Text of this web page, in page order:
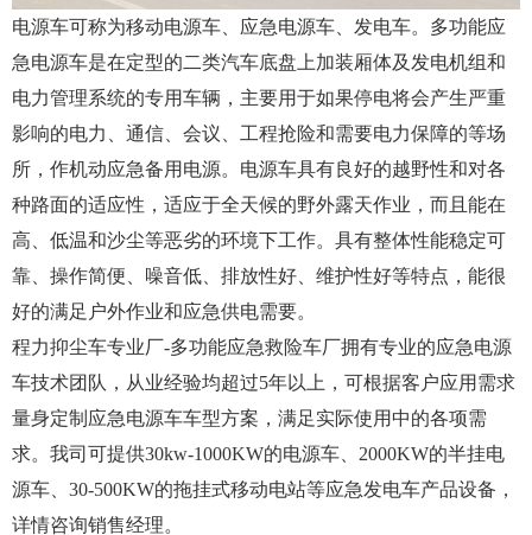
电源车可称为移动电源车、应急电源车、发电车。多功能应
急电源车是在定型的二类汽车底盘上加装厢体及发电机组和
电力管理系统的专用车辆，主要用于如果停电将会产生严重
影响的电力、通信、会议、工程抢险和需要电力保障的等场
所，作机动应急备用电源。电源车具有良好的越野性和对各
种路面的适应性，适应于全天候的野外露天作业，而且能在
高、低温和沙尘等恶劣的环境下工作。具有整体性能稳定可
靠、操作简便、噪音低、排放性好、维护性好等特点，能很
好的满足户外作业和应急供电需要。
程力抑尘车专业厂-多功能应急救险车厂拥有专业的应急电源
车技术团队，从业经验均超过5年以上，可根据客户应用需求
量身定制应急电源车车型方案，满足实际使用中的各项需
求。我司可提供30kw-1000KW的电源车、2000KW的半挂电
源车、30-500KW的拖挂式移动电站等应急发电车产品设备，
详情咨询销售经理。